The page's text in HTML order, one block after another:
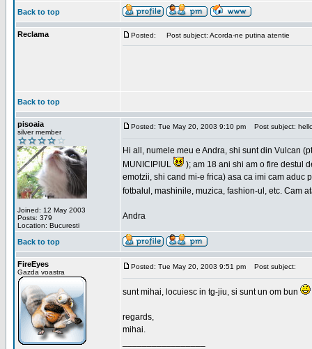
Back to top
Reclama Posted: Post subject: Acorda-ne putina atentie
Back to top
pisoaia
silver member
Joined: 12 May 2003
Posts: 379
Location: Bucuresti
Posted: Tue May 20, 2003 9:10 pm Post subject:
Hi all, numele meu e Andra, shi sunt din Vulcan
MUNICIPIUL
); am 18 ani shi am o fire destul
emotzii, shi cand mi-e frica) asa ca imi cam
fotbalul, mashinile, muzica, fashion-ul, etc. Cam
Andra
Back to top
FireEyes
Gazda voastra
Posted: Tue May 20, 2003 9:51 pm Post subject:
sunt mihai, locuiesc in tg-jiu, si sunt un om bun
regards,
mihai.